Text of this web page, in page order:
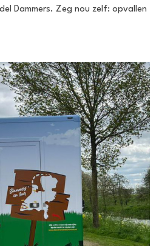
Dammers. Zeg nou zelf: opvallen